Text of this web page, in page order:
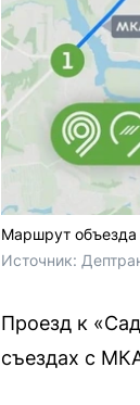
Маршрут объезда
Источник:
Проезд к
съездах с